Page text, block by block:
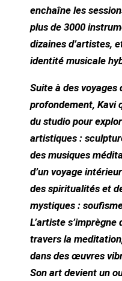
enchaîne les
plus de 3000
dizaines d’artistes,
identité musicale
Suite à des voyages
profondement, Kavi
du studio pour
artistiques :
des musiques
d’un voyage
des spiritualités et
mystiques :
L’artiste s’imprègne
travers la
dans des œuvres
Son art devient un